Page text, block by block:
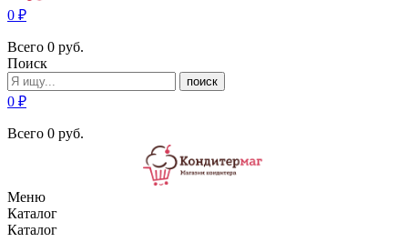
0 ₽
Всего 0 руб.
Поиск
поиск
0 ₽
Всего 0 руб.
Меню
Каталог
Каталог